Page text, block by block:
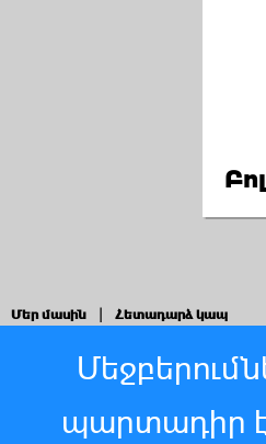
Մեր մասին Հետադարձ կապ
պարտադիր